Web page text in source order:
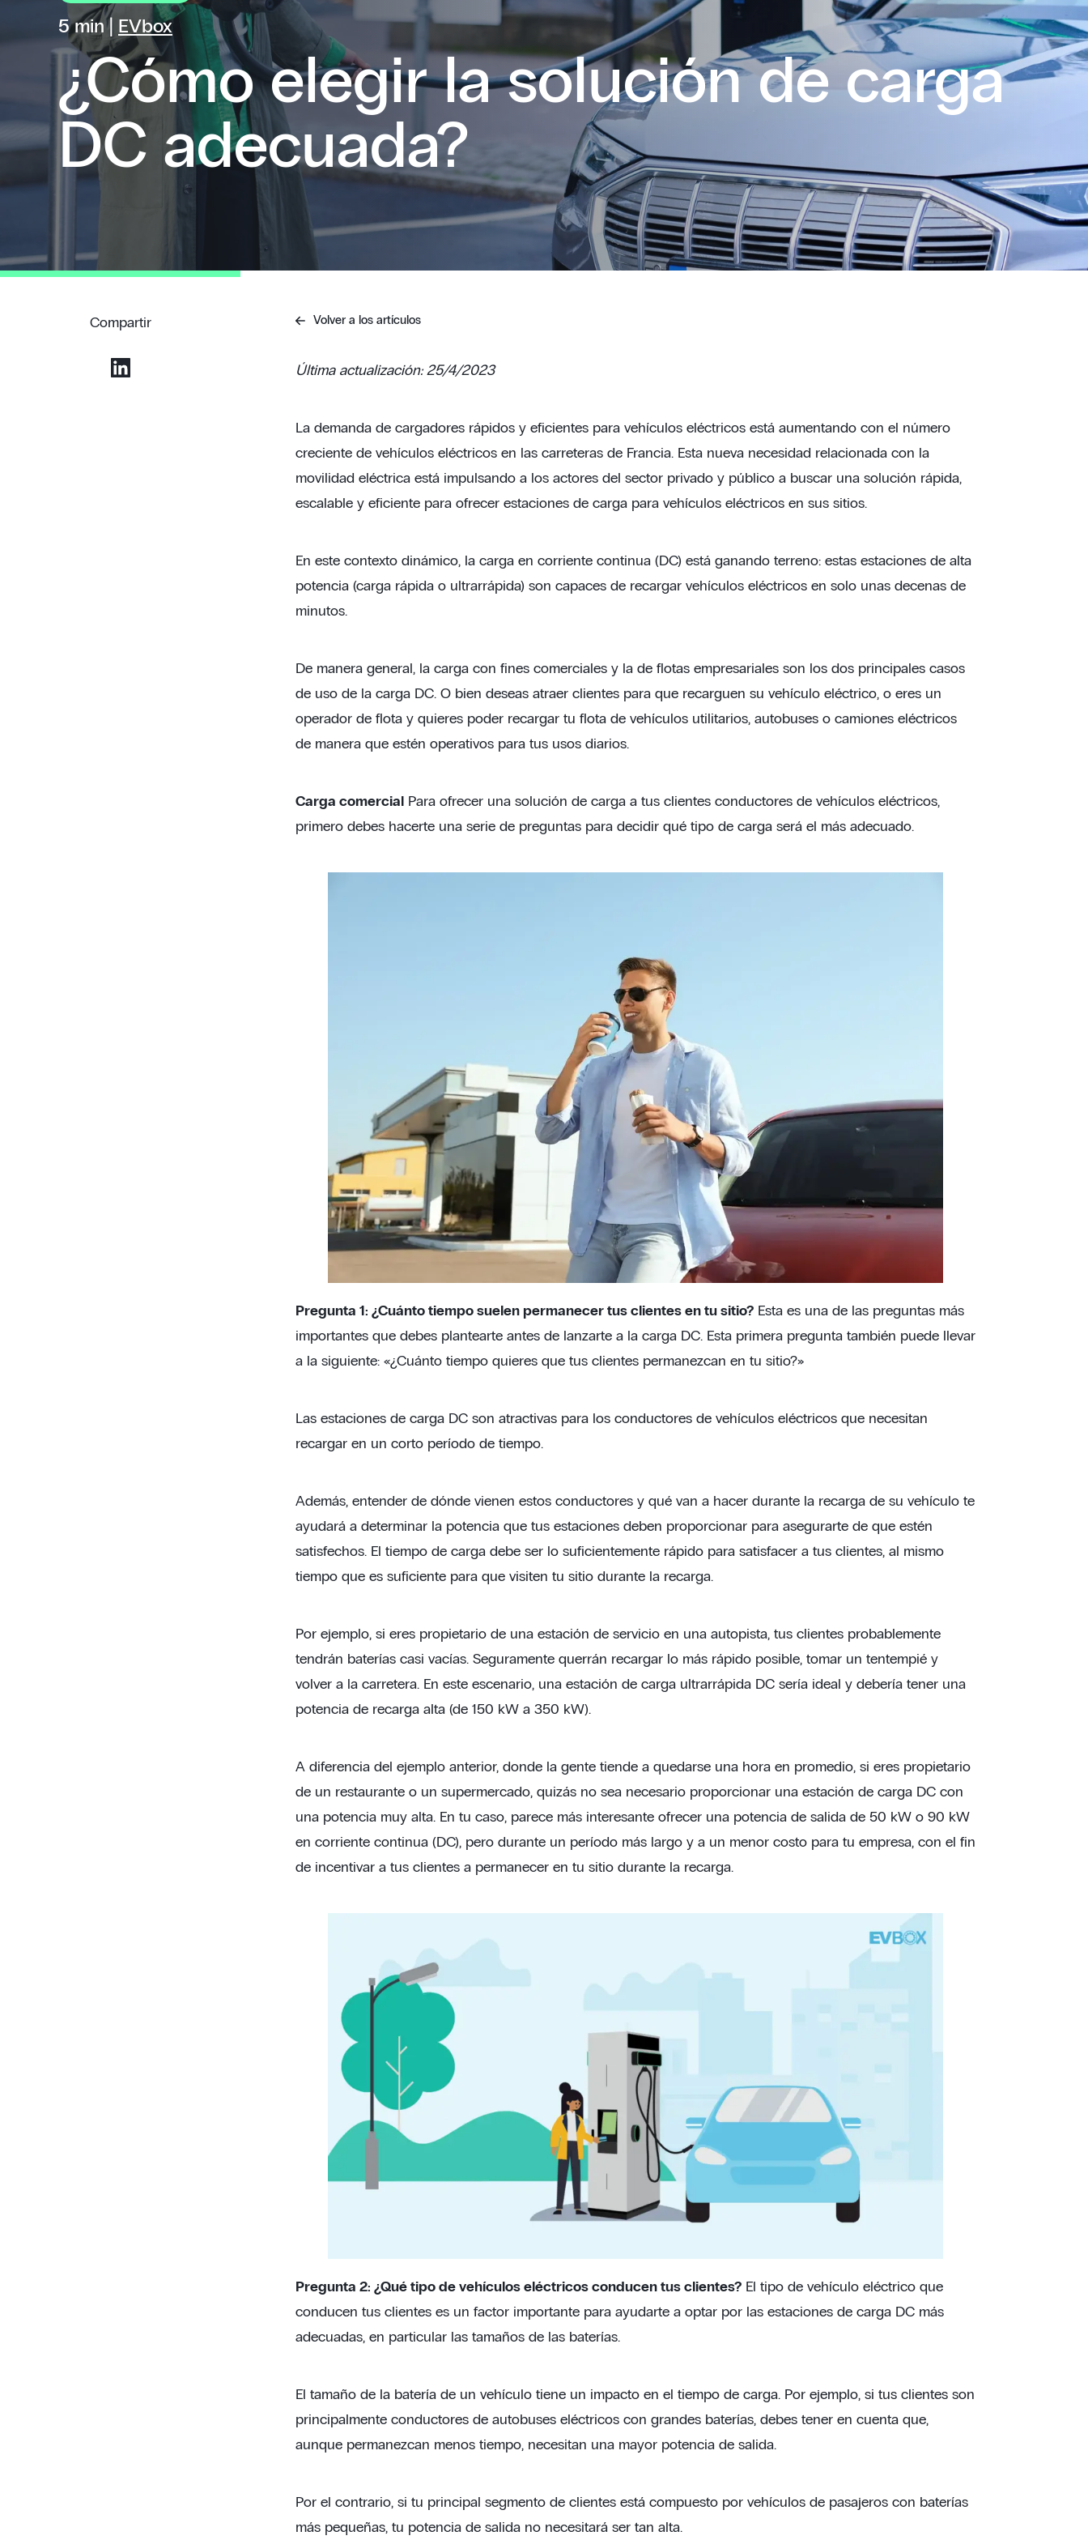
5 min | EVbox
¿Cómo elegir la solución de carga
DC adecuada?
Compartir Volver a los artículos
Última actualización: 25/4/2023
La demanda de cargadores rápidos y eficientes para vehículos eléctricos está aumentando con el número
creciente de vehículos eléctricos en las carreteras de Francia. Esta nueva necesidad relacionada con la
movilidad eléctrica está impulsando a los actores del sector privado y público a buscar una solución rápida,
escalable y eficiente para ofrecer estaciones de carga para vehículos eléctricos en sus sitios.
En este contexto dinámico, la carga en corriente continua (DC) está ganando terreno: estas estaciones de alta
potencia (carga rápida o ultrarrápida) son capaces de recargar vehículos eléctricos en solo unas decenas de
minutos.
De manera general, la carga con fines comerciales y la de flotas empresariales son los dos principales casos
de uso de la carga DC. O bien deseas atraer clientes para que recarguen su vehículo eléctrico, o eres un
operador de flota y quieres poder recargar tu flota de vehículos utilitarios, autobuses o camiones eléctricos
de manera que estén operativos para tus usos diarios.
Carga comercial
Para ofrecer una solución de carga a tus clientes conductores de vehículos eléctricos,
primero debes hacerte una serie de preguntas para decidir qué tipo de carga será el más adecuado.
Pregunta 1: ¿Cuánto tiempo suelen permanecer tus clientes en tu sitio?Esta es una de las preguntas más
importantes que debes plantearte antes de lanzarte a la carga DC. Esta primera pregunta también puede llevar
a la siguiente: «¿Cuánto tiempo quieres que tus clientes permanezcan en tu sitio?»
Las estaciones de carga DC son atractivas para los conductores de vehículos eléctricos que necesitan
recargar en un corto período de tiempo.
Además, entender de dónde vienen estos conductores y qué van a hacer durante la recarga de su vehículo te
ayudará a determinar la potencia que tus estaciones deben proporcionar para asegurarte de que estén
satisfechos. El tiempo de carga debe ser lo suficientemente rápido para satisfacer a tus clientes, al mismo
tiempo que es suficiente para que visiten tu sitio durante la recarga.
Por ejemplo, si eres propietario de una estación de servicio en una autopista, tus clientes probablemente
tendrán baterías casi vacías. Seguramente querrán recargar lo más rápido posible, tomar un tentempié y
volver a la carretera. En este escenario, una estación de carga ultrarrápida DC sería ideal y debería tener una
potencia de recarga alta (de 150 kW a 350 kW).
A diferencia del ejemplo anterior, donde la gente tiende a quedarse una hora en promedio, si eres propietario
de un restaurante o un supermercado, quizás no sea necesario proporcionar una estación de carga DC con
una potencia muy alta. En tu caso, parece más interesante ofrecer una potencia de salida de 50 kW o 90 kW
en corriente continua (DC), pero durante un período más largo y a un menor costo para tu empresa, con el fin
de incentivar a tus clientes a permanecer en tu sitio durante la recarga.
Pregunta 2: ¿Qué tipo de vehículos eléctricos conducen tus clientes?El tipo de vehículo eléctrico que
conducen tus clientes es un factor importante para ayudarte a optar por las estaciones de carga DC más
adecuadas, en particular las tamaños de las baterías.
El tamaño de la batería de un vehículo tiene un impacto en el tiempo de carga. Por ejemplo, si tus clientes son
principalmente conductores de autobuses eléctricos con grandes baterías, debes tener en cuenta que,
aunque permanezcan menos tiempo, necesitan una mayor potencia de salida.
Por el contrario, si tu principal segmento de clientes está compuesto por vehículos de pasajeros con baterías
más pequeñas, tu potencia de salida no necesitará ser tan alta.